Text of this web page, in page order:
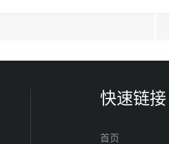
快速链接
首页